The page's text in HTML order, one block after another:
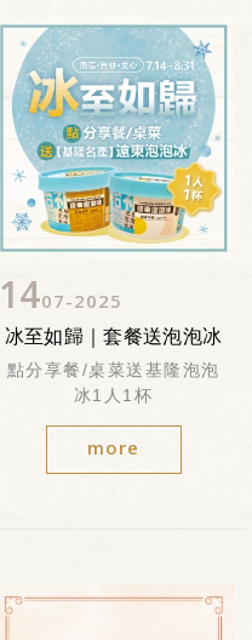
1407 2025
冰至如歸｜套餐送泡泡冰
點分享餐/桌菜送基隆泡泡
冰1人1杯
more